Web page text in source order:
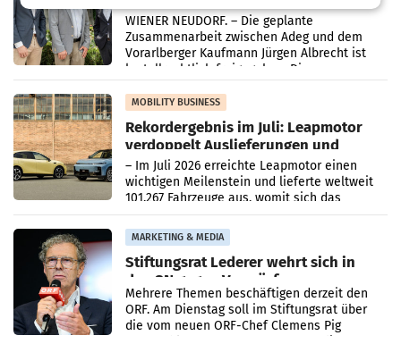
Albrecht setzt ab 1.1.2027 auf Adeg
WIENER NEUDORF. – Die geplante
Zusammenarbeit zwischen Adeg und dem
Vorarlberger Kaufmann Jürgen Albrecht ist
kartellrechtlich freigegeben: Die
Bundeswettbewerbsbehörde und der
Bundeskartellanwalt
MOBILITY BUSINESS
Rekordergebnis im Juli: Leapmotor
verdoppelt Auslieferungen und
überschreitet die 100.000er-Marke
– Im Juli 2026 erreichte Leapmotor einen
wichtigen Meilenstein und lieferte weltweit
101.267 Fahrzeuge aus, womit sich das
Ergebnis gegenüber Juli 2025 mehr als
verdoppelte (+102
MARKETING & MEDIA
Stiftungsrat Lederer wehrt sich in
den SN gegen Vorwürfe
Mehrere Themen beschäftigen derzeit den
ORF. Am Dienstag soll im Stiftungsrat über
die vom neuen ORF-Chef Clemens Pig